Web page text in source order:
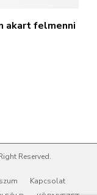
akart felmenni
Reserved.
Kapcsolat